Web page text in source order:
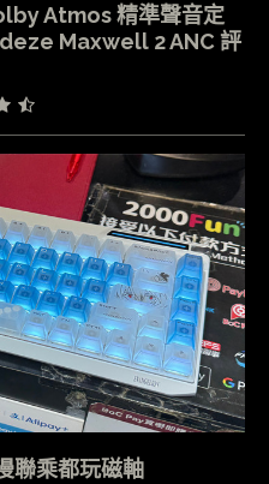
Atmos 精準聲音定
Maxwell 2 ANC 評
聯乘都玩磁軸